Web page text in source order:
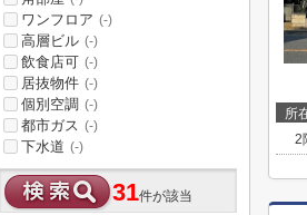
所
2
ワンフロア (-)
高層ビル (-)
飲食店可 (-)
居抜物件 (-)
個別空調 (-)
都市ガス (-)
下水道 (-)
31件が該当